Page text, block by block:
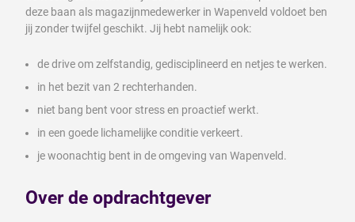
deze baan als magazijnmedewerker in Wapenveld voldoet ben
jij zonder twijfel geschikt. Jij hebt namelijk ook:
de drive om zelfstandig, gedisciplineerd en netjes te werken.
in het bezit van 2 rechterhanden.
niet bang bent voor stress en proactief werkt.
in een goede lichamelijke conditie verkeert.
je woonachtig bent in de omgeving van Wapenveld.
Over de opdrachtgever